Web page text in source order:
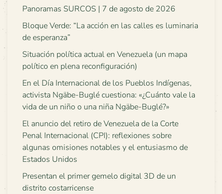
Panoramas SURCOS | 7 de agosto de 2026
Bloque Verde: “La acción en las calles es luminaria
de esperanza”
Situación política actual en Venezuela (un mapa
político en plena reconfiguración)
En el Día Internacional de los Pueblos Indígenas,
activista Ngäbe-Buglé cuestiona: «¿Cuánto vale la
vida de un niño o una niña Ngäbe-Buglé?»
El anuncio del retiro de Venezuela de la Corte
Penal Internacional (CPI): reflexiones sobre
algunas omisiones notables y el entusiasmo de
Estados Unidos
Presentan el primer gemelo digital 3D de un
distrito costarricense